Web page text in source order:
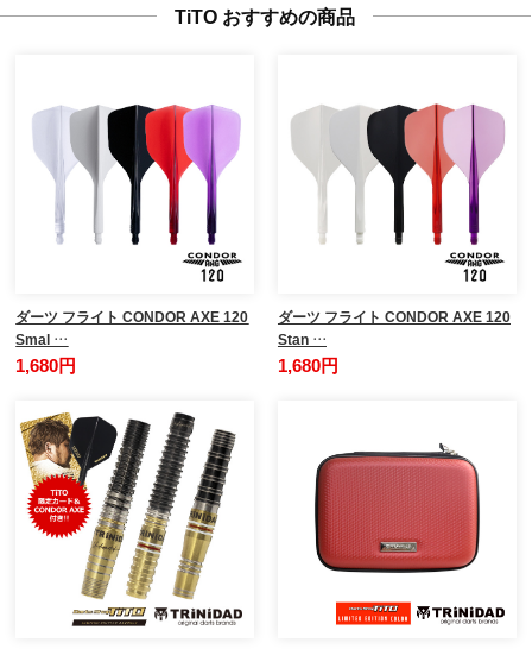
TiTO おすすめの商品
ダーツ フライト CONDOR AXE 120
Smal …
1,680円
ダーツ フライト CONDOR AXE 120
Stan …
1,680円